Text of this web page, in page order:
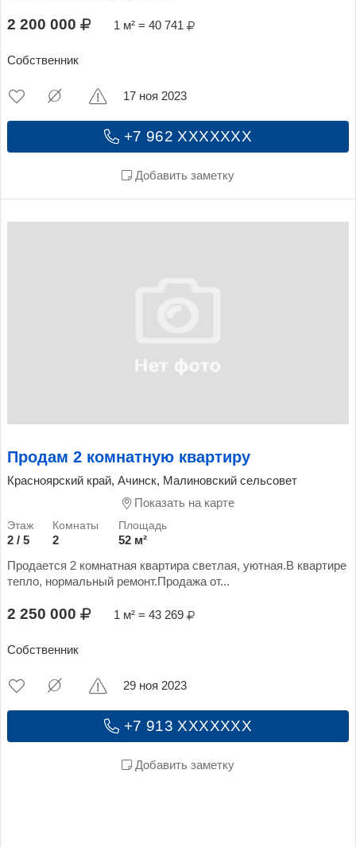
2 200 000 1 м² = 40 741
Собственник
+7 962 XXXXXXX
Добавить заметку
17 ноя 2023
Продам 2 комнатную квартиру
Красноярский край, Ачинск, Малиновский сельсовет
Показать на карте
2 / 5 2
52 м²
Продается 2 комнатная квартира светлая, уютная.В квартире
тепло, нормальный ремонт.Продажа от...
2 250 000 1 м² = 43 269
Собственник
+7 913 XXXXXXX
Добавить заметку
29 ноя 2023